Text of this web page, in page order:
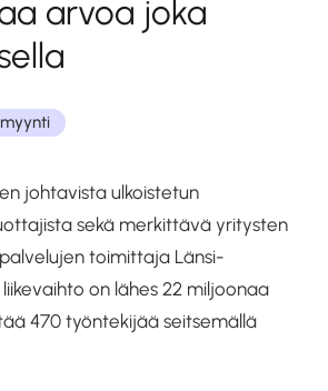
arvoa joka
johtavista ulkoistetun
sekä merkittävä yritysten
toimittaja Länsi-
on lähes 22 miljoonaa
470 työntekijää seitsemällä